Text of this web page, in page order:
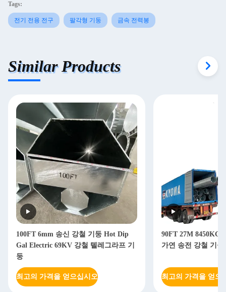
Tags:
전기 전용 전구 팔각형 기둥 금속 전력봉
Similar Products
100FT 6mm 송신 강철 기둥 Hot Dip
Gal Electric 69KV 강철 텔레그라프 기
둥
최고의 가격을 얻으십시오
90FT 27M
가연 송전 강철 기둥
최고의 가격을 얻으